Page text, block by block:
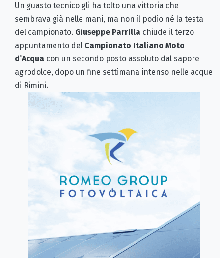
Un guasto tecnico gli ha tolto una vittoria che
sembrava già nelle mani, ma non il podio né la testa
del campionato. Giuseppe Parrilla chiude il terzo
appuntamento del Campionato Italiano Moto
d’Acqua con un secondo posto assoluto dal sapore
agrodolce, dopo un fine settimana intenso nelle acque
di Rimini.